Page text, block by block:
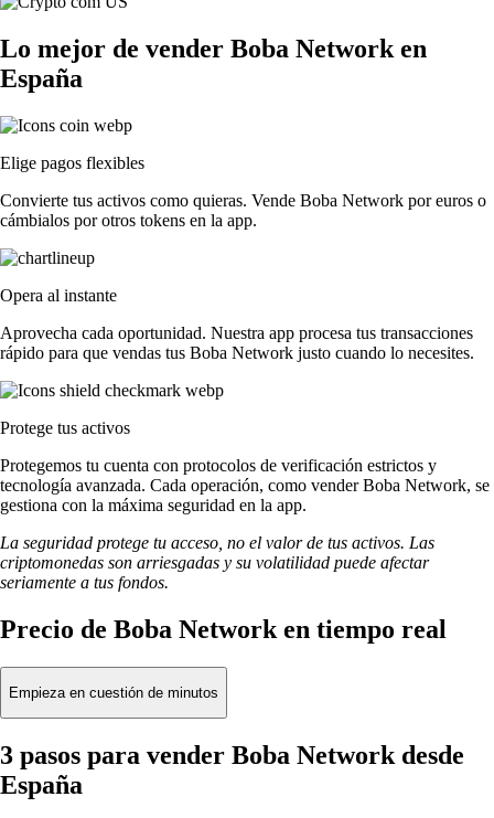
Lo mejor de vender Boba Network en
España
Elige pagos flexibles
Convierte tus activos como quieras. Vende Boba Network por euros o
cámbialos por otros tokens en la app.
Opera al instante
Aprovecha cada oportunidad. Nuestra app procesa tus transacciones
rápido para que vendas tus Boba Network justo cuando lo necesites.
Protege tus activos
Protegemos tu cuenta con protocolos de verificación estrictos y
tecnología avanzada. Cada operación, como vender Boba Network, se
gestiona con la máxima seguridad en la app.
La seguridad protege tu acceso, no el valor de tus activos. Las
criptomonedas son arriesgadas y su volatilidad puede afectar
seriamente a tus fondos.
Precio de Boba Network en tiempo real
Empieza en cuestión de minutos
3 pasos para vender Boba Network desde
España